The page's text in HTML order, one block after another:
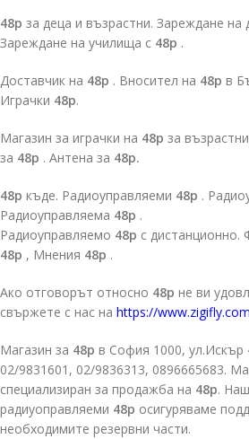
48p за деца и възрастни. Зареждане на
Зареждане на училища с 48p .
Доставчик на 48p . Вносител на 48p в
Играчки 48p.
Магазин за играчки на 48p за
за 48p . Антена за 48p.
48p къде. Радиоуправляеми 48p .
Радиоуправляема 48p .
Радиоуправляемо 48p с дистанционно.
48p , Мнения 48p .
Ако отговорът относно 48p не ви
свържете с нас на https://
Магазин за 48p в София 1000, ул.Искър
02/9831601, 02/9836313, 0896665683.
специализиран за продажба на 48p.
радиуоправляеми 48p осигуряваме
необходимите резервни части.